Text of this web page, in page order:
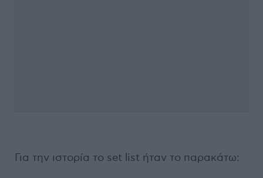
Για την ιστορία το set list ήταν το παρακάτω: